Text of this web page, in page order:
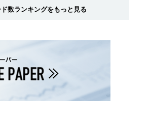
数ランキングをもっと見る